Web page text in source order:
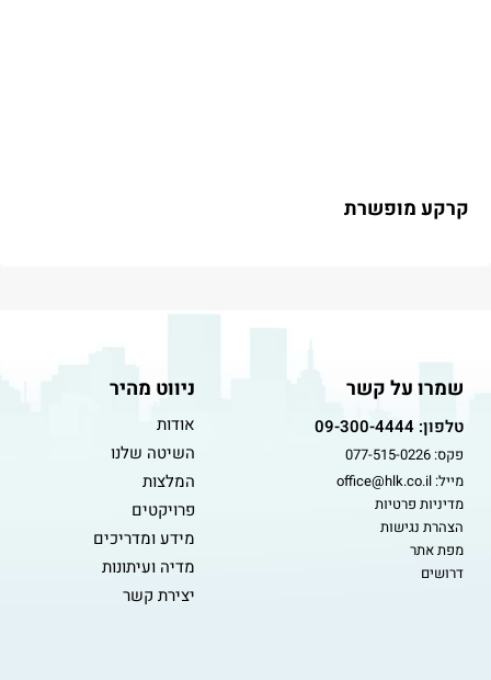
קרקע מופשרת
שמרו על קשר
טלפון: 09-300-4444
פקס: 077-515-0226
מייל: office@hlk.co.il
מדיניות פרטיות
הצהרת נגישות
מפת אתר
דרושים
ניווט מהיר
אודות
השיטה שלנו
המלצות
פרויקטים
מידע ומדריכים
מדיה ועיתונות
יצירת קשר